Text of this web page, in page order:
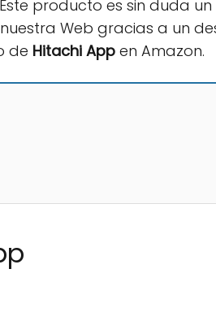
producto es sin duda
Web gracias a un
de Hitachi App en Amazon.